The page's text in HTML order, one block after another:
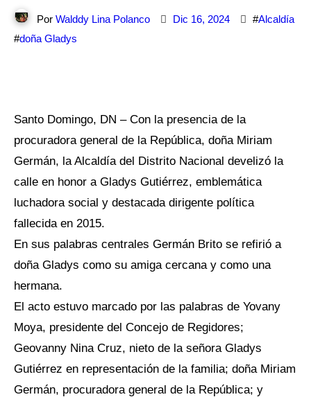
Por Walddy Lina Polanco Dic 16, 2024 #Alcaldía
#doña Gladys
Santo Domingo, DN – Con la presencia de la
procuradora general de la República, doña Miriam
Germán, la Alcaldía del Distrito Nacional develizó la
calle en honor a Gladys Gutiérrez, emblemática
luchadora social y destacada dirigente política
fallecida en 2015.
En sus palabras centrales Germán Brito se refirió a
doña Gladys como su amiga cercana y como una
hermana.
El acto estuvo marcado por las palabras de Yovany
Moya, presidente del Concejo de Regidores;
Geovanny Nina Cruz, nieto de la señora Gladys
Gutiérrez en representación de la familia; doña Miriam
Germán, procuradora general de la República; y